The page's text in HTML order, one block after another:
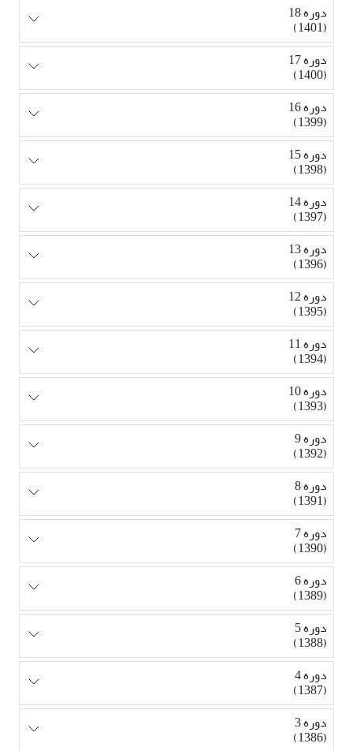
دوره 18
(1401)
دوره 17
(1400)
دوره 16
(1399)
دوره 15
(1398)
دوره 14
(1397)
دوره 13
(1396)
دوره 12
(1395)
دوره 11
(1394)
دوره 10
(1393)
دوره 9
(1392)
دوره 8
(1391)
دوره 7
(1390)
دوره 6
(1389)
دوره 5
(1388)
دوره 4
(1387)
دوره 3
(1386)